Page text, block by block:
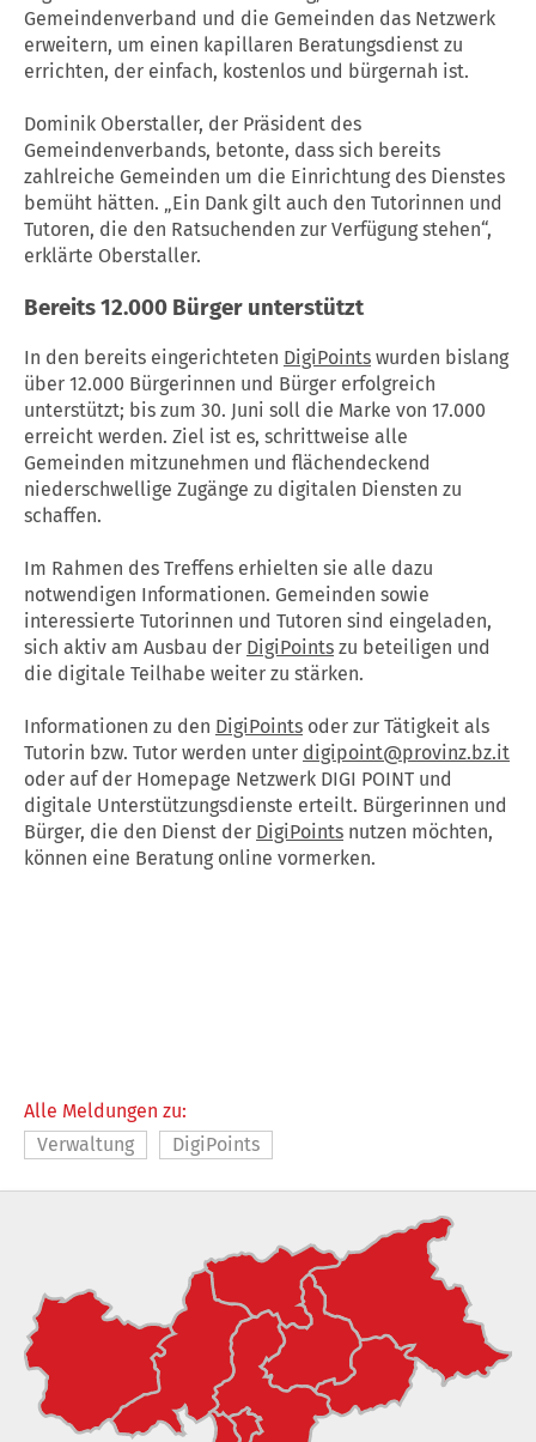
Gemeindenverband und die Gemeinden das Netzwerk
erweitern, um einen kapillaren Beratungsdienst zu
errichten, der einfach, kostenlos und bürgernah ist.
Dominik Oberstaller, der Präsident des
Gemeindenverbands, betonte, dass sich bereits
zahlreiche Gemeinden um die Einrichtung des Dienstes
bemüht hätten. „Ein Dank gilt auch den Tutorinnen und
Tutoren, die den Ratsuchenden zur Verfügung stehen“,
erklärte Oberstaller.
Bereits 12.000 Bürger unterstützt
In den bereits eingerichteten DigiPoints wurden bislang
über 12.000 Bürgerinnen und Bürger erfolgreich
unterstützt; bis zum 30. Juni soll die Marke von 17.000
erreicht werden. Ziel ist es, schrittweise alle
Gemeinden mitzunehmen und flächendeckend
niederschwellige Zugänge zu digitalen Diensten zu
schaffen.
Im Rahmen des Treffens erhielten sie alle dazu
notwendigen Informationen. Gemeinden sowie
interessierte Tutorinnen und Tutoren sind eingeladen,
sich aktiv am Ausbau der DigiPoints zu beteiligen und
die digitale Teilhabe weiter zu stärken.
Informationen zu den DigiPoints oder zur Tätigkeit als
Tutorin bzw. Tutor werden unter digipoint@provinz.bz.it
oder auf der Homepage Netzwerk DIGI POINT und
digitale Unterstützungsdienste erteilt. Bürgerinnen und
Bürger, die den Dienst der DigiPoints nutzen möchten,
können eine Beratung online vormerken.
Alle Meldungen zu:
Verwaltung
DigiPoints